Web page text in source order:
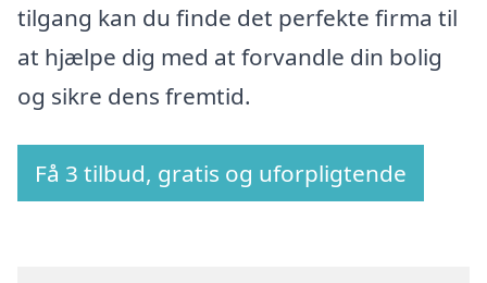
tilgang kan du finde det perfekte firma til
at hjælpe dig med at forvandle din bolig
og sikre dens fremtid.
Få 3 tilbud, gratis og uforpligtende